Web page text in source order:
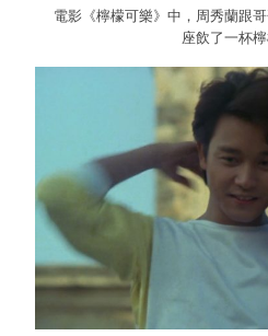
電影《檸檬可樂》中，周秀蘭跟
座飲了一杯